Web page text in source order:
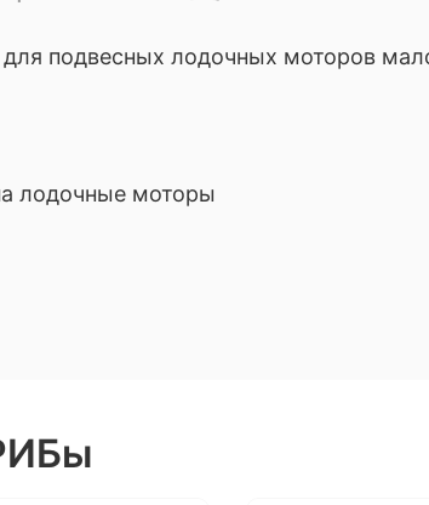
подвесных лодочных моторов
лодочные моторы